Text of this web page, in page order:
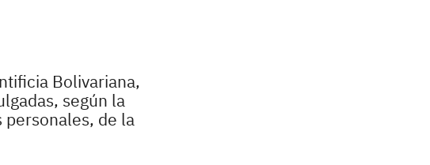
Bolivariana,
según la
de la